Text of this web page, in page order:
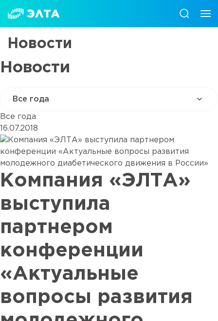
Новости
Новости
Все года
16.07.2018
Компания «ЭЛТА»
выступила
партнером
конференции
«Актуальные
вопросы развития